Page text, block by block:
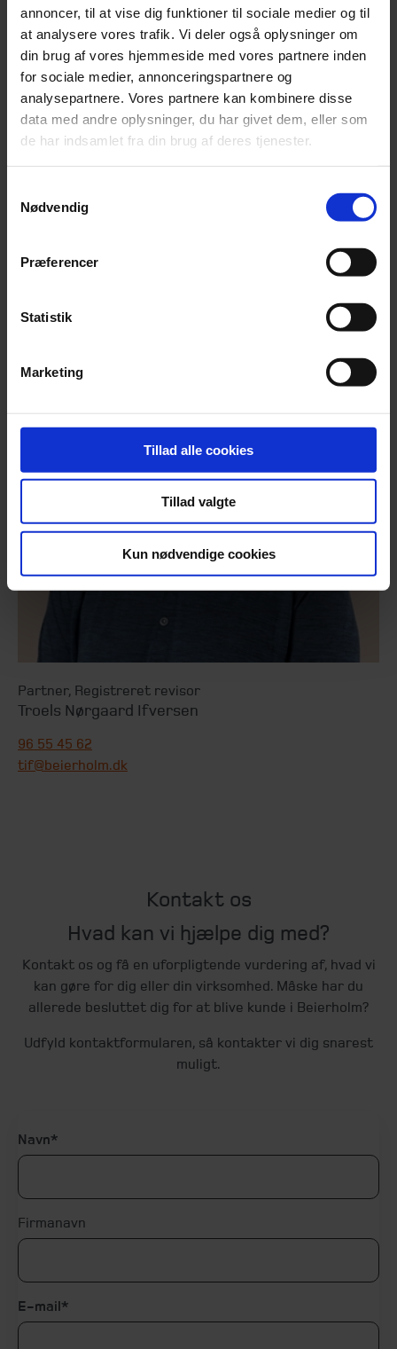
annoncer, til at vise dig funktioner til sociale medier og til
at analysere vores trafik. Vi deler også oplysninger om
din brug af vores hjemmeside med vores partnere inden
for sociale medier, annonceringspartnere og
analysepartnere. Vores partnere kan kombinere disse
data med andre oplysninger, du har givet dem, eller som
de har indsamlet fra din brug af deres tjenester.
Nødvendig
Præferencer
Statistik
Marketing
Tillad alle cookies
Tillad valgte
Kun nødvendige cookies
Mads Bjørndal
mbl@beierholm.dk
Partner, Registreret revisor
Troels Nørgaard Ifversen
96 55 45 62
tif@beierholm.dk
Kontakt os
Hvad kan vi hjælpe dig med?
Kontakt os og få en uforpligtende vurdering af, hvad vi
kan gøre for dig eller din virksomhed. Måske har du
allerede besluttet dig for at blive kunde i Beierholm?
Udfyld kontaktformularen, så kontakter vi dig snarest
muligt.
Navn
Firmanavn
E-mail